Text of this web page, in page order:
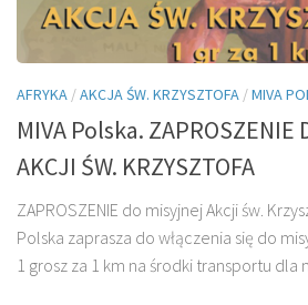
AFRYKA /AKCJA ŚW. KRZYSZTOFA /MIVA
MIVA Polska. ZAPROSZENIE
AKCJI ŚW. KRZYSZTOFA
ZAPROSZENIE do misyjnej Akcji św.
Polska zaprasza do włączenia się do
1 grosz za 1 km na środki transportu dla